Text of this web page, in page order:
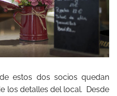
estos dos socios quedan
los detalles del local. Desde